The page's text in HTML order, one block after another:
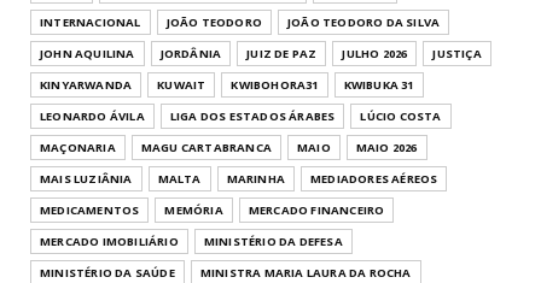
INTERNACIONAL
JOÃO TEODORO
JOÃO TEODORO DA SILVA
JOHN AQUILINA
JORDÂNIA JUIZ DE PAZ JULHO 2026
JUSTIÇA
KINYARWANDA
KUWAIT KWIBOHORA31
KWIBUKA 31
LEONARDO ÁVILA
LIGA DOS ESTADOS ÁRABES
LÚCIO COSTA
MAÇONARIA
MAGU CARTABRANCA MAIO
MAIO 2026
MAIS LUZIÂNIA
MALTA MARINHA
MEDIADORES AÉREOS
MEDICAMENTOS
MEMÓRIA
MERCADO FINANCEIRO
MERCADO IMOBILIÁRIO
MINISTÉRIO DA DEFESA
MINISTÉRIO DA SAÚDE
MINISTRA MARIA LAURA DA ROCHA